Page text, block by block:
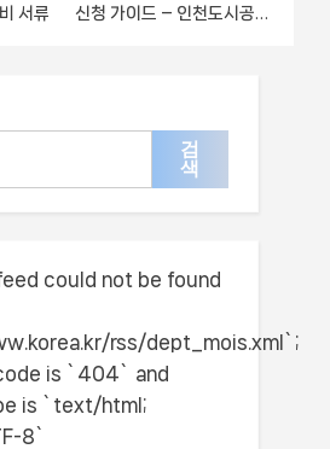
서류
신청 가이드 – 인천도시공사
검
색
could not be found
rss/dept_mois.xml`;
is `404` and
is `text/html;
8`